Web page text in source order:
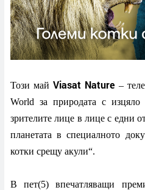
Този май Viasat Nature –
World за природата с изцяло
зрителите лице в лице с едни
планетата в специалното
котки срещу акули“.
В пет(5) впечатляващи